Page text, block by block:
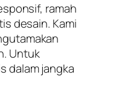
ramah
desain. Kami
Untuk
dalam jangka